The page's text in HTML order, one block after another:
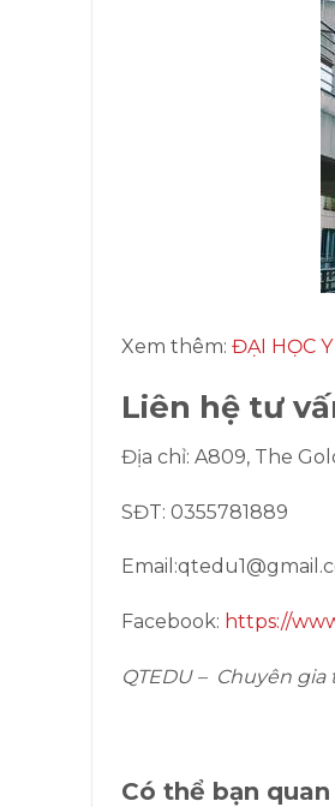
Xem thêm: ĐẠI HỌC
Liên hệ tư
Địa chỉ: A809, The
SĐT: 0355781889
Facebook: https://
QTEDU – Chuyên
Có thể bạn